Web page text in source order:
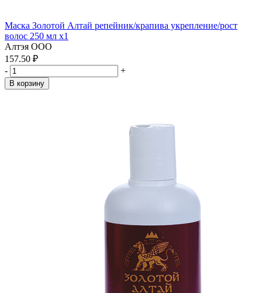
Маска Золотой Алтай репейник/крапива укрепление/рост
волос 250 мл x1
Алтэя ООО
157.50 ₽
-
+
В корзину